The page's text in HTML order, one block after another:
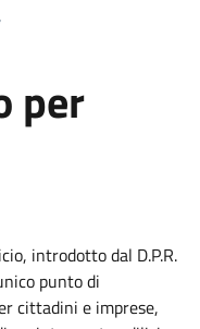
per
introdotto dal D.P.R.
punto di
cittadini e imprese,